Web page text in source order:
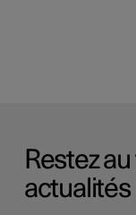
Restez
actualités